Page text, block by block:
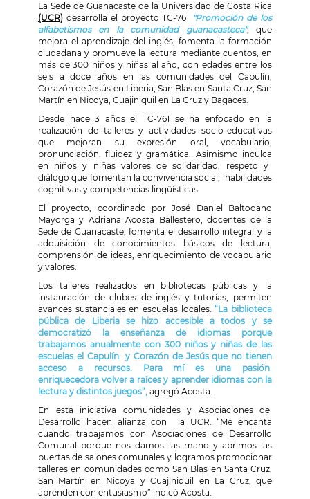
La Sede de Guanacaste de la Universidad de Costa Rica
(UCR) desarrolla el proyecto TC-761 "Promoción de los
alfabetismos en la comunidad guanacasteca", que
mejora el aprendizaje del inglés, fomenta la formación
ciudadana y promueve la lectura mediante cuentos, en
más de 300 niños y niñas al año, con edades entre los
seis a doce años en las comunidades del Capulín,
Corazón de Jesús en Liberia, San Blas en Santa Cruz, San
Martín en Nicoya, Cuajiniquil en La Cruz y Bagaces.
Desde hace 3 añosel TC-761 se ha enfocado en la
realización de talleres y actividades socio-educativas
que mejoran su expresión oral, vocabulario,
pronunciación, fluidez y gramática. Asimismo inculca
en niños y niñasvalores de solidaridad, respeto y
diálogo que fomentan la convivencia social, habilidades
cognitivas y competencias lingüísticas.
El proyecto, coordinado por José Daniel Baltodano
Mayorga y Adriana Acosta Ballestero, docentes de la
Sede de Guanacaste, fomenta el desarrollo integral y la
adquisición de conocimientos básicos de lectura,
comprensión de ideas, enriquecimiento de vocabulario
y valores.
Los talleres realizados en bibliotecas públicas y la
instauración de clubes de inglés ytutorías, permiten
avances sustanciales en escuelas locales.“La biblioteca
pública de Liberia se hizo accesible a todos y se
democratizó la enseñanza de idiomas porque
trabajamos anualmente con 300 niños y niñas de las
escuelas el Capulín y Corazón de Jesús que no tienen
acceso a recursos. Para mí es una pasión
enriquecedora volver a raíces y aprender idiomas con la
lectura y distintos juegos”, agregó Acosta.
En esta iniciativa comunidadesy Asociaciones de
Desarrollo hacen alianza con la UCR. “Me encanta
cuando trabajamos con Asociaciones de Desarrollo
Comunal porque nos damos las mano y abrimos las
puertas de salones comunales y logramos promocionar
talleres en comunidades como San Blas en Santa Cruz,
San Martín en Nicoya y Cuajiniquil en La Cruz, que
aprenden con entusiasmo” indicó Acosta.